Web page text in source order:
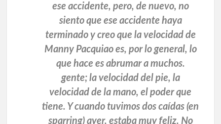
ese accidente, pero, de nuevo, no
siento que ese accidente haya
terminado y creo que la velocidad de
Manny Pacquiao es, por lo general, lo
que hace es abrumar a muchos.
gente; la velocidad del pie, la
velocidad de la mano, el poder que
tiene. Y cuando tuvimos dos caídas (en
sparring) ayer, estaba muy feliz. No